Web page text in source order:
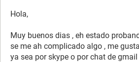
Hola,
Muy buenos dias , eh estado
se me ah complicado algo , me
ya sea por skype o por chat de